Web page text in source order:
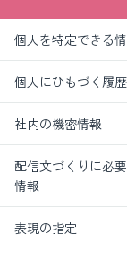
個人を特定できる
個人にひもづく履歴
社内の機密情報
配信文づくりに必
情報
表現の指定